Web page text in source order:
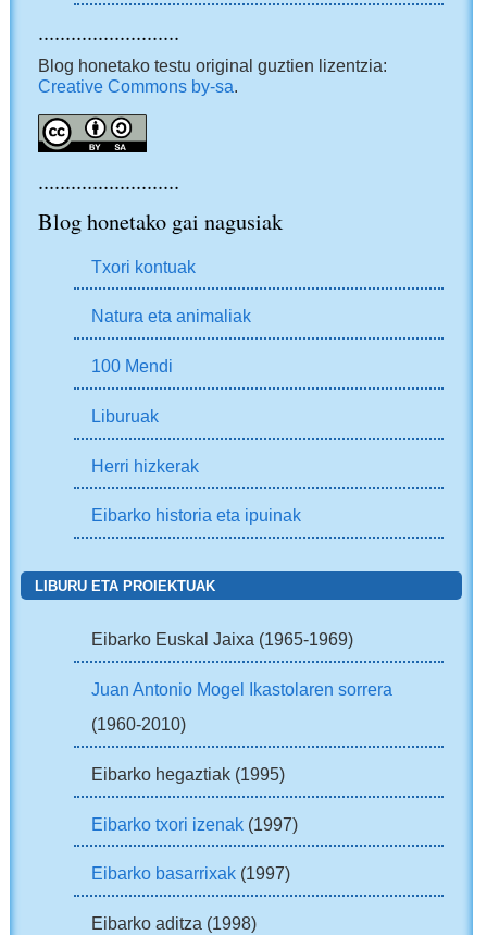
..........................
Blog honetako testu original guztien lizentzia:
Creative Commons by-sa.
..........................
Blog honetako gai nagusiak
Txori kontuak
Natura eta animaliak
100 Mendi
Liburuak
Herri hizkerak
Eibarko historia eta ipuinak
LIBURU ETA PROIEKTUAK
Eibarko Euskal Jaixa (1965-1969)
Juan Antonio Mogel Ikastolaren sorrera
(1960-2010)
Eibarko hegaztiak (1995)
Eibarko txori izenak(1997)
Eibarko basarrixak(1997)
Eibarko aditza (1998)